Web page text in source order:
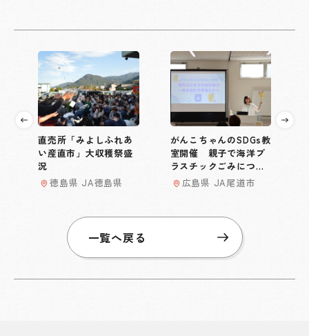
直売所「みよしふれあ
い産直市」大収穫祭盛
況
徳島県 JA徳島県
がんこちゃんのSDGs教
室開催 親子で海洋プ
ラスチックごみについ
て学ぶ
広島県 JA尾道市
一覧へ戻る